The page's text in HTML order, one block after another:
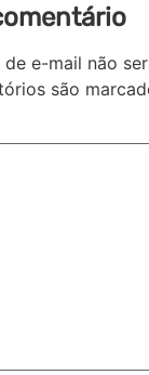
de e-mail não
são